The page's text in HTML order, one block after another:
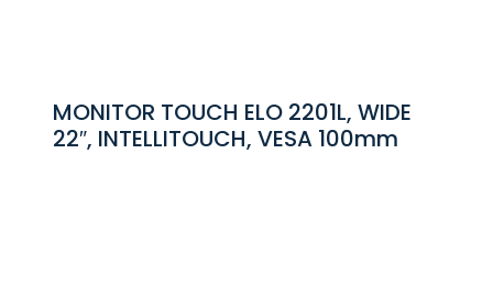
MONITOR TOUCH ELO 2201L, WIDE
22″, INTELLITOUCH, VESA 100mm